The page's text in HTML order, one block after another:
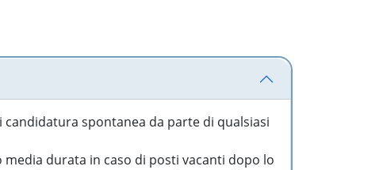
spontanea da parte di qualsiasi
durata in caso di posti vacanti dopo lo